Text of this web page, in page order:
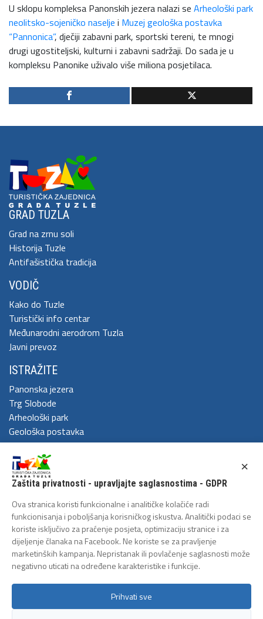
U sklopu kompleksa Panonskih jezera nalazi se Arheološki park
neolitsko-sojeničko naselje i Muzej geološka postavka
“Pannonica”, dječiji zabavni park, sportski tereni, te mnogi
drugi ugostiteljski, kulturni i zabavni sadržaji. Do sada je u
kompleksu Panonike uživalo više miliona posjetilaca.
GRAD TUZLA
Grad na zrnu soli
Historija Tuzle
Antifašistička tradicija
VODIČ
Kako do Tuzle
Turistički info centar
Međunarodni aerodrom Tuzla
Javni prevoz
ISTRAŽITE
Panonska jezera
Trg Slobode
Arheološki park
Geološka postavka
DOŽIVITE
Festival Kaleidoskop
Cum Grano Salis
Ljeto u Tuzli
Tuzlanski polumaraton
Tuzlanska biciklijada
ZAŠTITA LIČNIH PODATAKA
Politika privatnosti
Zaštita privatnosti - upravljajte saglasnostima - GDPR
×
Ova stranica koristi funkcionalne i analitičke kolačiće radi
funkcionisanja i poboljšanja korisničkog iskustva. Analitički podaci se
koriste isključivo za praćenje posjeta, optimizaciju stranice i za
dijeljenje članaka na Facebook. Ne koriste se za pravljenje
marketinških kampanja. Nepristanak ili povlačenje saglasnosti može
negativno uticati na određene karakteristike i funkcije.
Prihvati sve